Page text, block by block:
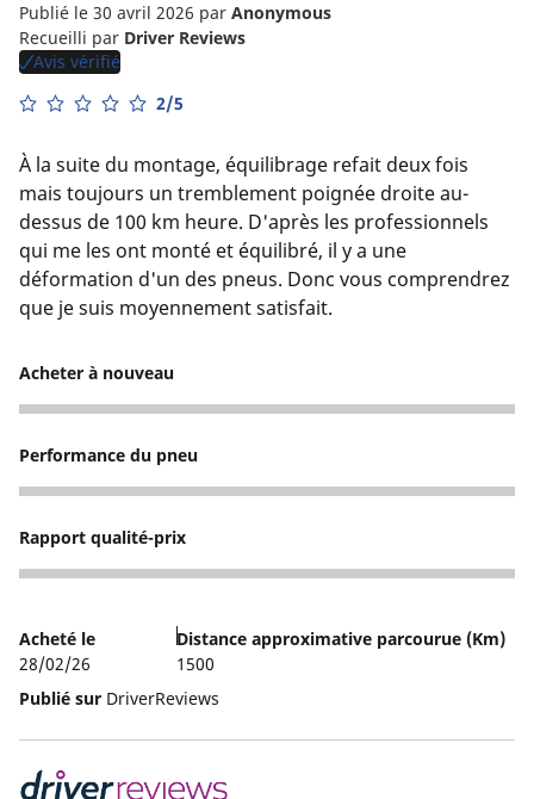
Publié le 30 avril 2026 par Anonymous
Recueilli par Driver Reviews
Avis vérifié
2/5
À la suite du montage, équilibrage refait deux fois
mais toujours un tremblement poignée droite au-
dessus de 100 km heure. D'après les professionnels
qui me les ont monté et équilibré, il y a une
déformation d'un des pneus. Donc vous comprendrez
que je suis moyennement satisfait.
Acheter à nouveau
3
Performance du pneu
2
Rapport qualité-prix
3
Acheté le
28/02/26
Distance approximative parcourue (Km)
1500
Publié sur DriverReviews